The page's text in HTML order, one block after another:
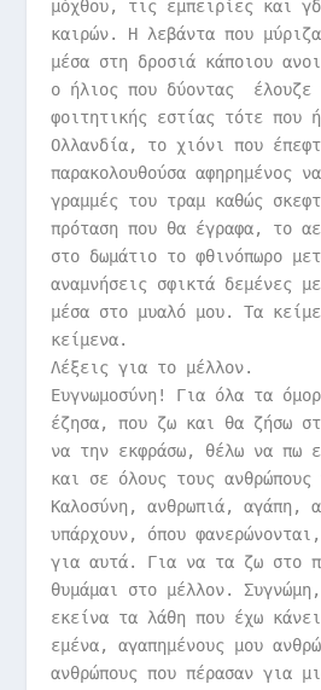
μόχθου, τις εμπειρίες και
καιρών. Η λεβάντα που
μέσα στη δροσιά κάποιου
ο ήλιος που δύοντας έλουζε
φοιτητικής εστίας τότε που
Ολλανδία, το χιόνι που
παρακολουθούσα αφηρημένος
γραμμές του τραμ καθώς
πρόταση που θα έγραφα, το
στο δωμάτιο το φθινόπωρο
αναμνήσεις σφικτά δεμένες
μέσα στο μυαλό μου. Τα
κείμενα.
Λέξεις για το μέλλον.
Ευγνωμοσύνη! Για όλα τα
έζησα, που ζω και θα ζήσω
να την εκφράσω, θέλω να πω
και σε όλους τους
Καλοσύνη, ανθρωπιά, αγάπη,
υπάρχουν, όπου
για αυτά. Για να τα ζω στο
θυμάμαι στο μέλλον.
εκείνα τα λάθη που έχω
εμένα, αγαπημένους μου
ανθρώπους που πέρασαν για